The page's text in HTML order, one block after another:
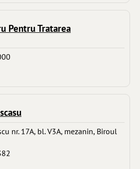
Pentru Tratarea
nr. 17A, bl. V3A, mezanin, Biroul